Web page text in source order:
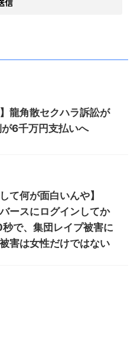
】龍角散セクハラ訴訟が
6千万円支払いへ
て何が面白いんや】
バースにログインしてか
で、集団レイプ被害に
害は女性だけではない